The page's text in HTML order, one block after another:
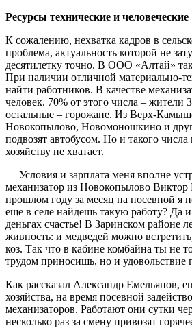
Ресурсы технические и человеческие
К сожалению, нехватка кадров в
проблема, актуальность которой не
десятилетку точно. В ООО «Алтай»
При наличии отличной материально-
найти работников. В качестве
человек. 70% от этого числа – жители
остальные – горожане. Из Верх-
Новокопылово, Новомоношкино и
подвозят автобусом. Но и такого числа
хозяйству не хватает.
— Условия и зарплата меня вполне
механизатор из Новокопылово
прошлом году за месяц на посевной я
еще в селе найдешь такую работу? Да и
деньгах счастье! В Заринском районе
живность: и медведей можно
коз. Так что в кабине комбайна ты не
трудом приносишь, но и удовольствие
Как рассказал Александр Емельянов,
хозяйства, на время посевной
механизаторов. Работают они сутки
несколько раз за смену привозят